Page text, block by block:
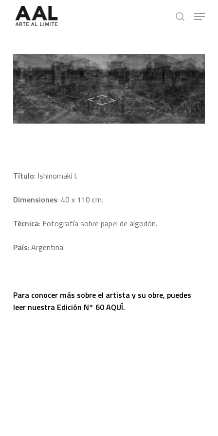
search
Menu
Título: Ishinomaki I.
Dimensiones: 40 x 110 cm.
Técnica: Fotografía sobre papel de algodón.
País: Argentina.
Para conocer más sobre el artista y su obre, puedes
leer nuestra Edición N° 60 AQUÍ.